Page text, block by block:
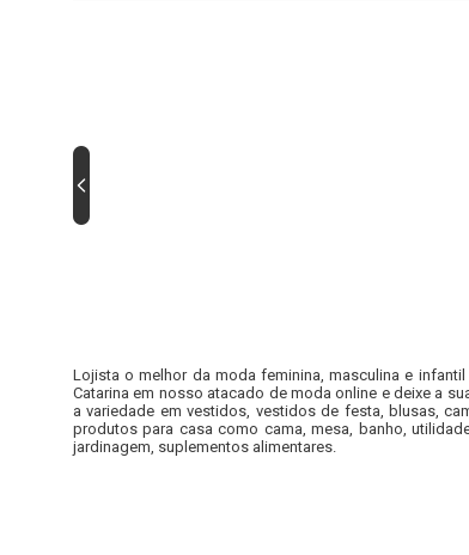
Lojista o melhor da moda feminina, masculina e
Catarina em nosso atacado de moda online e deixe a
a variedade em vestidos, vestidos de festa, blusas,
produtos para casa como cama, mesa, banho,
jardinagem, suplementos alimentares.